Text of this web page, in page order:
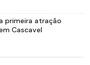
primeira atração
Cascavel